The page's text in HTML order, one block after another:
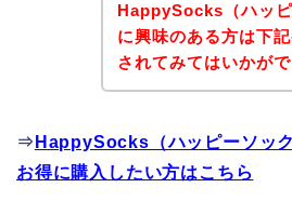
HappySocks（ハッ
に興味のある方は下
されてみてはいかが
⇒ HappySocks（ハッピーソッ
お得に購入したい方はこちら